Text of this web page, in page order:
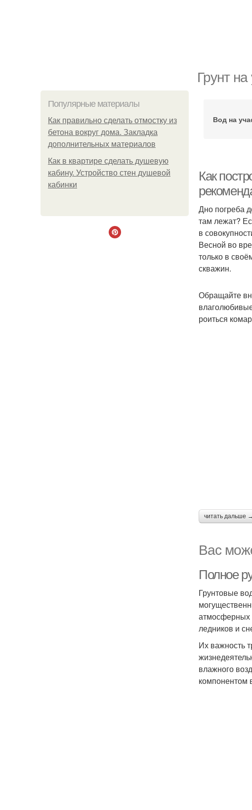
Грунт на
Популярные материалы
Как правильно сделать отмостку из
бетона вокруг дома. Закладка
дополнительных материалов
Как в квартире сделать душевую
кабину. Устройство стен душевой
кабинки
Вод на
Как
Дно погреба
там лежат?
в
Весной во
только в
скважин.
Обращайте
роиться
читать дальше →
Вас
Полное
Грунтовые
атмосферных
ледников и
Их важность
влажного
компонентом